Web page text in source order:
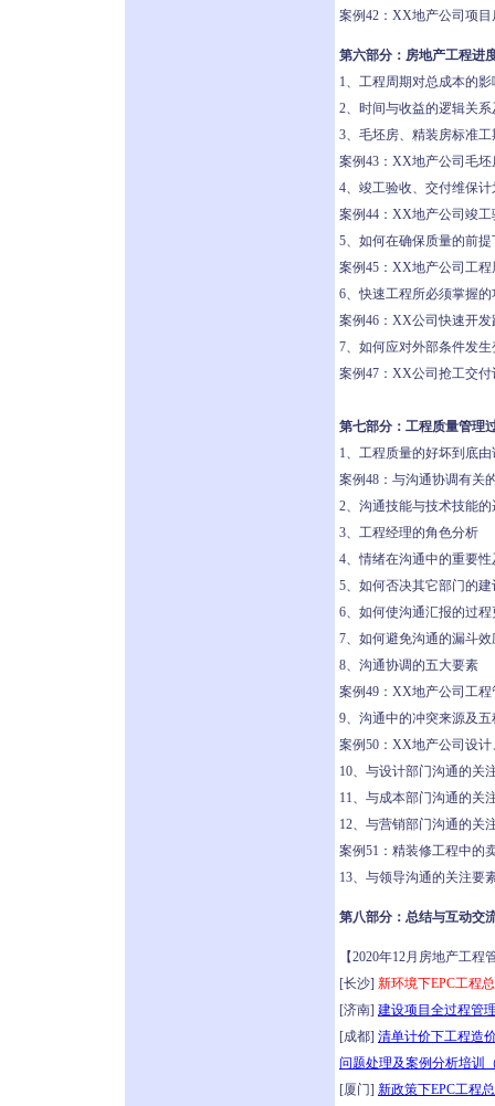
案例42：XX地产公司项目
第六部分：房地产工程进
1、工程周期对总成本的影
2、时间与收益的逻辑关
3、毛坯房、精装房标准工
案例43：XX地产公司毛
4、竣工验收、交付维保计
案例44：XX地产公司竣
5、如何在确保质量的前
案例45：XX地产公司工
6、快速工程所必须掌握
案例46：XX公司快速开发
7、如何应对外部条件发
案例47：XX公司抢工交付
第七部分：工程质量管理
1、工程质量的好坏到底
案例48：与沟通协调有关
2、沟通技能与技术技能
3、工程经理的角色分析
4、情绪在沟通中的重要
5、如何否决其它部门的
6、如何使沟通汇报的过
7、如何避免沟通的漏斗效
8、沟通协调的五大要素
案例49：XX地产公司工
9、沟通中的冲突来源及
案例50：XX地产公司设
10、与设计部门沟通的关
11、与成本部门沟通的关
12、与营销部门沟通的关
案例51：精装修工程中的
13、与领导沟通的关注要
第八部分：总结与互动交
【2020年12月房地产工程
[长沙] 新环境下EPC工程
[济南] 建设项目全过程管
[成都] 清单计价下工程造
问题处理及案例分析培训
[厦门] 新政策下EPC工程